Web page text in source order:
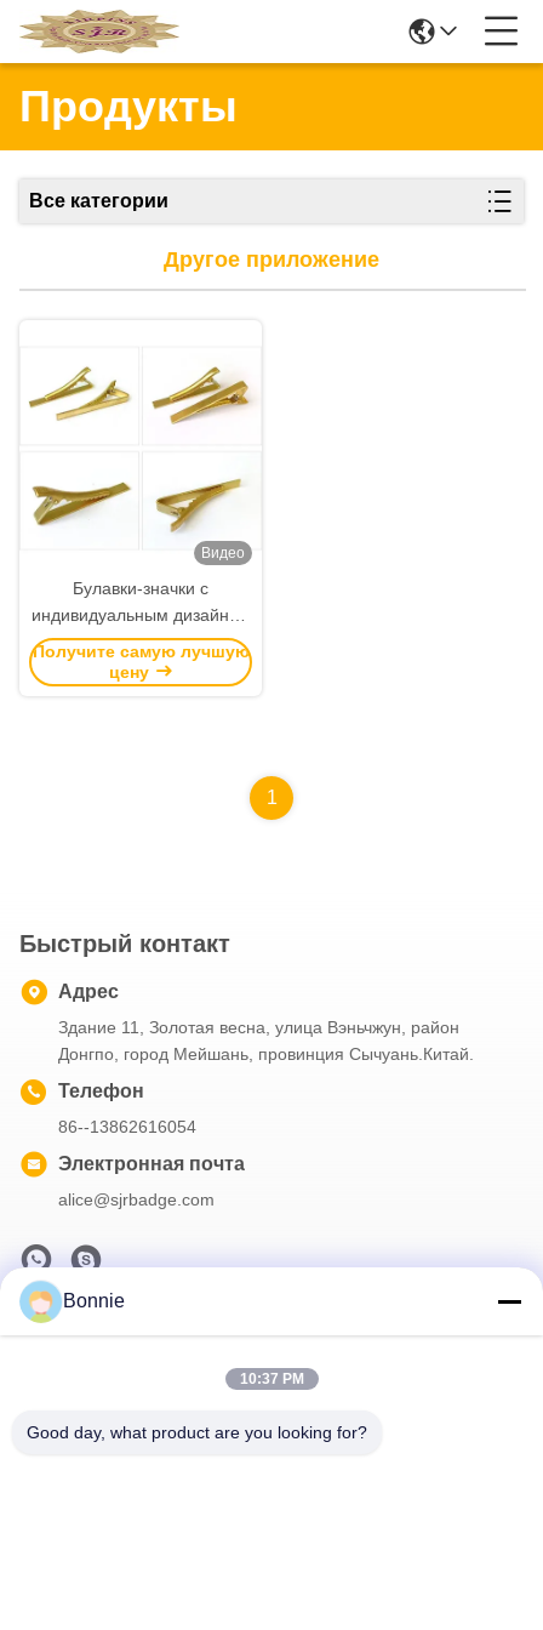
Продукты
Все категории
Другое приложение
Видео
Булавки-значки с
индивидуальным дизайном
и шариковой цепочкой для
больших бейджей и
Получите самую лучшую
цену
1
Быстрый контакт
Адрес
Здание 11, Золотая весна, улица Вэньчжун, район
Донгпо, город Мейшань, провинция Сычуань.Китай.
Телефон
86--13862616054
Электронная почта
alice@sjrbadge.com
Наша рассылка
Подпишитесь на нашу информационную рассылку для
получения скидок и прочего.
Bonnie
10:37 PM
Good day, what product are you looking for?